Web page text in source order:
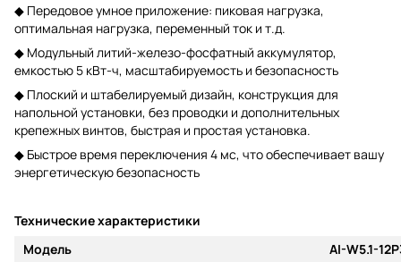
◆ Передовое умное приложение: пиковая нагрузка,
оптимальная нагрузка, переменный ток и т.д.
◆ Модульный литий-железо-фосфатный аккумулятор,
емкостью 5 кВт-ч, масштабируемость и безопасность
◆ Плоский и штабелируемый дизайн, конструкция для
напольной установки, без проводки и дополнительных
крепежных винтов, быстрая и простая установка.
◆ Быстрое время переключения 4 мс, что обеспечивает вашу
энергетическую безопасность
Технические характеристики
Модель
AI-W5.1-